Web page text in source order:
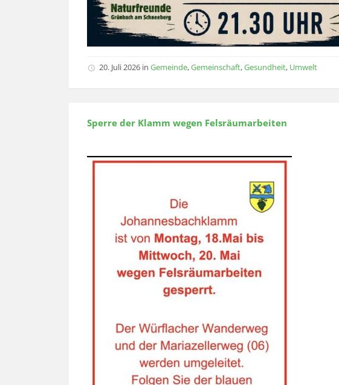
20. Juli 2026in Gemeinde,Gemeinschaft,Gesundheit, Umwelt
Sperre der Klamm wegen Felsräumarbeiten